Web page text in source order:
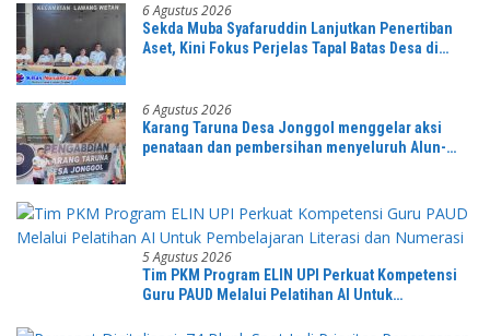
6 Agustus 2026
Sekda Muba Syafaruddin Lanjutkan Penertiban
Aset, Kini Fokus Perjelas Tapal Batas Desa di
6 Agustus 2026
Karang Taruna Desa Jonggol menggelar aksi
penataan dan pembersihan menyeluruh Alun-
“,karang taruna desa Jonggol Jaya Jaya,”
5 Agustus 2026
Tim PKM Program ELIN UPI Perkuat Kompetensi
Guru PAUD Melalui Pelatihan AI Untuk